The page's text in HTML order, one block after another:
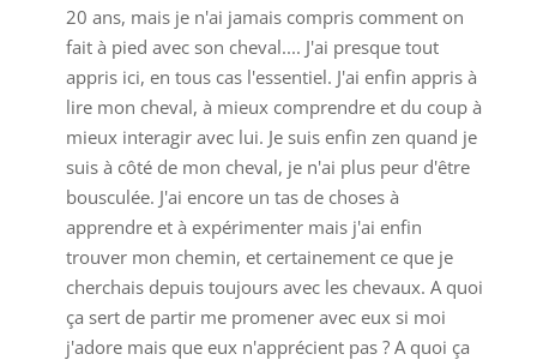
20 ans, mais je n'ai jamais compris comment on
fait à pied avec son cheval.... J'ai presque tout
appris ici, en tous cas l'essentiel. J'ai enfin appris à
lire mon cheval, à mieux comprendre et du coup à
mieux interagir avec lui. Je suis enfin zen quand je
suis à côté de mon cheval, je n'ai plus peur d'être
bousculée. J'ai encore un tas de choses à
apprendre et à expérimenter mais j'ai enfin
trouver mon chemin, et certainement ce que je
cherchais depuis toujours avec les chevaux. A quoi
ça sert de partir me promener avec eux si moi
j'adore mais que eux n'apprécient pas ? A quoi ça